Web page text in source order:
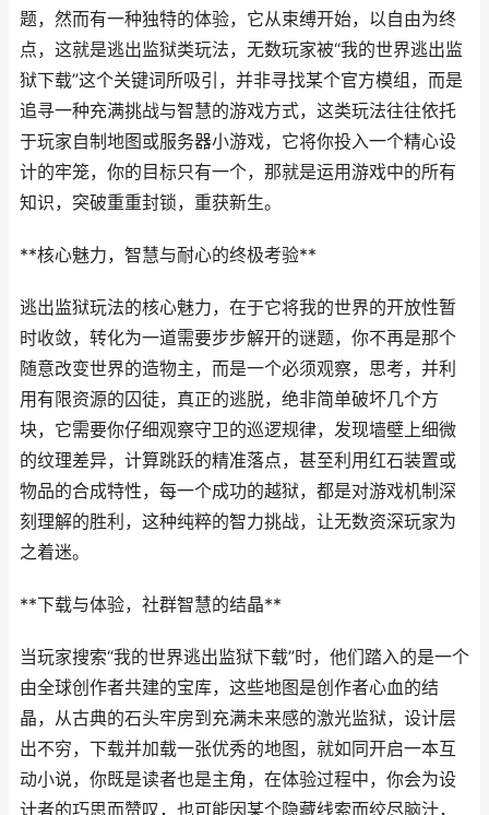
题，然而有一种独特的体验，它从束缚开始，以自由为终
点，这就是逃出监狱类玩法，无数玩家被“我的世界逃出监
狱下载”这个关键词所吸引，并非寻找某个官方模组，而是
追寻一种充满挑战与智慧的游戏方式，这类玩法往往依托
于玩家自制地图或服务器小游戏，它将你投入一个精心设
计的牢笼，你的目标只有一个，那就是运用游戏中的所有
知识，突破重重封锁，重获新生。
**核心魅力，智慧与耐心的终极考验**
逃出监狱玩法的核心魅力，在于它将我的世界的开放性暂
时收敛，转化为一道需要步步解开的谜题，你不再是那个
随意改变世界的造物主，而是一个必须观察，思考，并利
用有限资源的囚徒，真正的逃脱，绝非简单破坏几个方
块，它需要你仔细观察守卫的巡逻规律，发现墙壁上细微
的纹理差异，计算跳跃的精准落点，甚至利用红石装置或
物品的合成特性，每一个成功的越狱，都是对游戏机制深
刻理解的胜利，这种纯粹的智力挑战，让无数资深玩家为
之着迷。
**下载与体验，社群智慧的结晶**
当玩家搜索“我的世界逃出监狱下载”时，他们踏入的是一个
由全球创作者共建的宝库，这些地图是创作者心血的结
晶，从古典的石头牢房到充满未来感的激光监狱，设计层
出不穷，下载并加载一张优秀的地图，就如同开启一本互
动小说，你既是读者也是主角，在体验过程中，你会为设
计者的巧思而赞叹，也可能因某个隐藏线索而绞尽脑汁，